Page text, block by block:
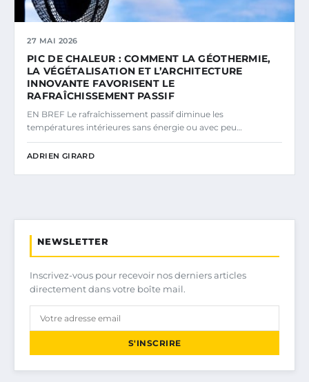
27 MAI 2026
PIC DE CHALEUR : COMMENT LA GÉOTHERMIE,
LA VÉGÉTALISATION ET L’ARCHITECTURE
INNOVANTE FAVORISENT LE
RAFRAÎCHISSEMENT PASSIF
EN BREF Le rafraîchissement passif diminue les
températures intérieures sans énergie ou avec peu…
ADRIEN GIRARD
NEWSLETTER
Inscrivez-vous pour recevoir nos derniers articles
directement dans votre boîte mail.
S'INSCRIRE